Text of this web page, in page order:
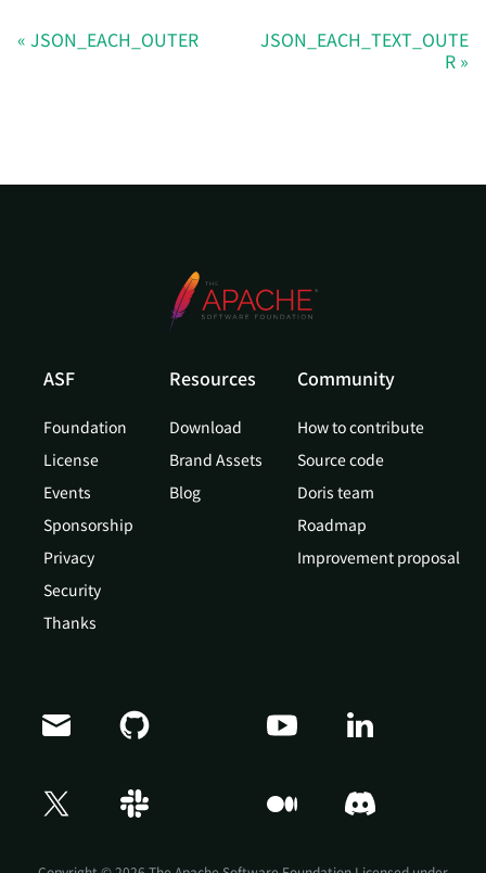
JSON_EACH_OUTER
JSON_EACH_TEXT_OUTE
R
ASF
Foundation
License
Events
Sponsorship
Privacy
Security
Thanks
Resources
Download
Brand Assets
Blog
Community
How to contribute
Source code
Doris team
Roadmap
Improvement proposal
Doris Summit 26